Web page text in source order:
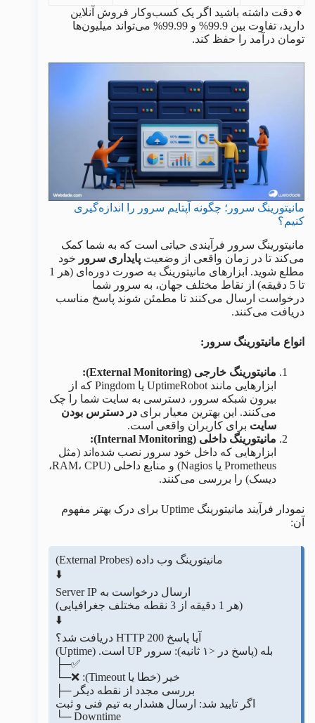
🔸دقت داشته باشید اگر یک کسب‌وکار فروش آنلاین
دارید، تفاوت بین 99.9% و 99.99% می‌تواند میلیون‌ها
تومان درآمد را حفظ کند.
مانیتورینگ سرور؛ چگونه آپتایم سرور را اندازه‌گیری
کنیم؟
مانیتورینگ سرور فرآیندی حیاتی است که به شما کمک
می‌کند تا در زمان واقعی از وضعیت پایداری سرور خود
مطلع شوید. ابزارهای مانیتورینگ به صورت دوره‌ای (هر 1
تا 5 دقیقه) از نقاط مختلف جهان، به سرور شما
درخواست ارسال می‌کنند تا مطمئن شوند پاسخ مناسب
دریافت می‌کنند.
انواع مانیتورینگ سرور:
مانیتورینگ خارجی (External Monitoring):
ابزارهایی مانند UptimeRobot یا Pingdom که از
بیرون شبکه سرور، دسترسی به سایت شما را چک
می‌کنند. این بهترین معیار برای در دسترس بودن
سایت برای کاربران واقعی است.
مانیتورینگ داخلی (Internal Monitoring):
ابزارهایی که داخل خود سرور نصب شده‌اند (مثل
Prometheus یا Nagios) و منابع داخلی (RAM، CPU،
دیسک) را بررسی می‌کنند.
نمودار فرآیند مانیتورینگ Uptime برای درک بهتر مفهوم
آن:
مانیتورینگ وب‌ داده (External Probes)
⬇️
ارسال درخواست به Server IP
(هر 1 دقیقه از 3 نقطه مختلف جغرافیایی)
⬇️
آیا پاسخ HTTP 200 دریافت شد؟
بله (پاسخ در <۱ ثانیه): سرور UP است. (Uptime)
✅─├
خیر (خطا یا Timeout): ❌─└
بررسی مجدد از نقطه دیگر ─├
اگر تایید شد: ارسال هشدار به تیم فنی و ثبت
Downtime ─└